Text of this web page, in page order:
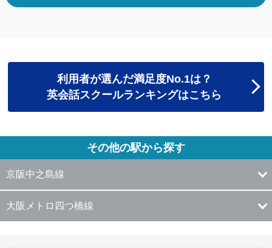
利用者が選んだ満足度No.1は？
英会話スクールランキングはこちら
その他の駅から探す
京阪中之島線
大阪メトロ四つ橋線